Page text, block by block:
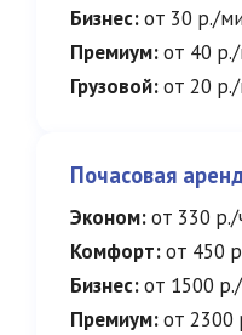
Бизнес:от 30 р./
Премиум:от 40
Грузовой:от 20
Почасовая
Эконом:от 330 р./
Комфорт:от 450
Бизнес:от 1500
Премиум:от 2300